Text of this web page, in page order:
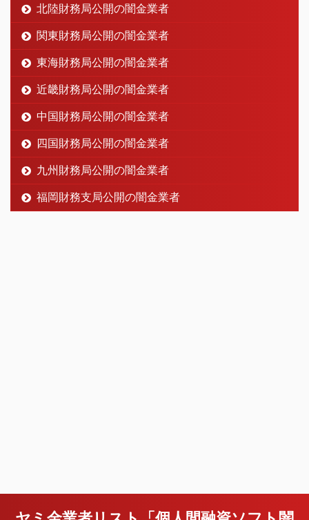
北陸財務局公開の闇金業者
関東財務局公開の闇金業者
東海財務局公開の闇金業者
近畿財務局公開の闇金業者
中国財務局公開の闇金業者
四国財務局公開の闇金業者
九州財務局公開の闇金業者
福岡財務支局公開の闇金業者